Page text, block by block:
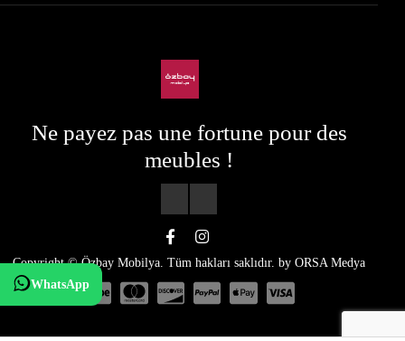
Ne payez pas une fortune pour des
meubles !
Copyright © Özbay Mobilya. Tüm hakları saklıdır. by ORSA Medya
WhatsApp